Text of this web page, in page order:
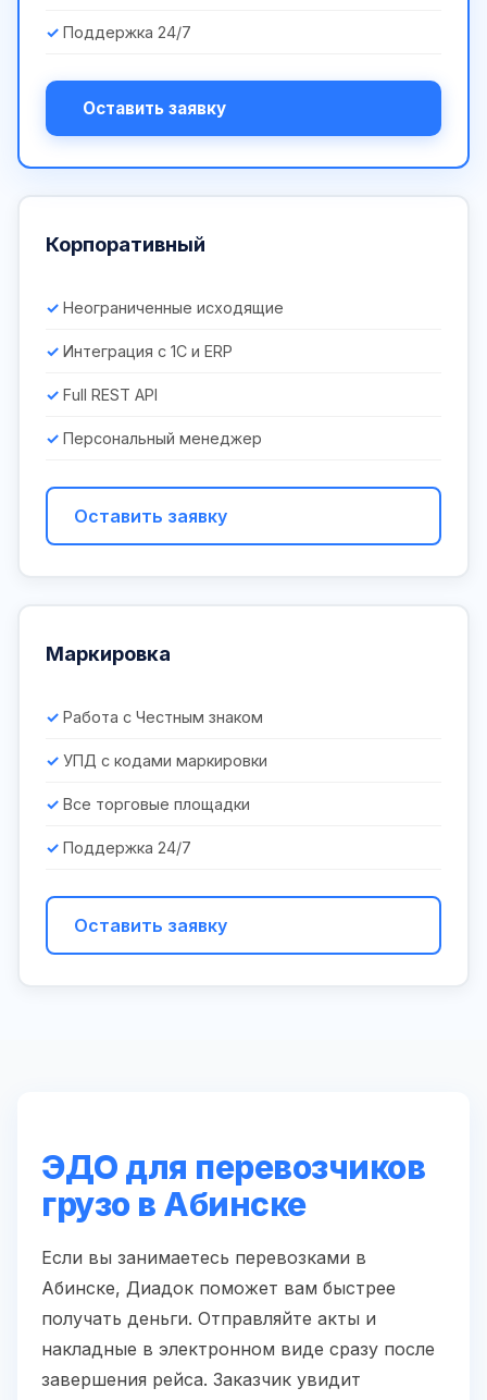
Поддержка 24/7
Оставить заявку
Корпоративный
Неограниченные исходящие
Интеграция с 1С и ERP
Full REST API
Персональный менеджер
Оставить заявку
Маркировка
Работа с Честным знаком
УПД с кодами маркировки
Все торговые площадки
Поддержка 24/7
Оставить заявку
ЭДО для перевозчиков
грузо в Абинске
Если вы занимаетесь перевозками в
Абинске, Диадок поможет вам быстрее
получать деньги. Отправляйте акты и
накладные в электронном виде сразу после
завершения рейса. Заказчик увидит